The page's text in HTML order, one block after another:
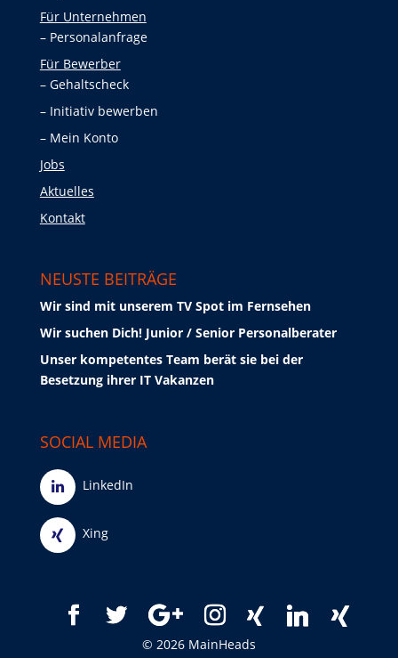
Für Unternehmen
Personalanfrage
Für Bewerber
Gehaltscheck
Initiativ bewerben
Mein Konto
Jobs
Aktuelles
Kontakt
NEUSTE BEITRÄGE
Wir sind mit unserem TV Spot im Fernsehen
Wir suchen Dich! Junior / Senior Personalberater
Unser kompetentes Team berät sie bei der
Besetzung ihrer IT Vakanzen
SOCIAL MEDIA
LinkedIn
Xing
© 2026 MainHeads